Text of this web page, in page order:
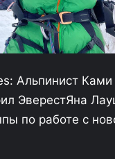
Альпинист
ЭверестЯна
по работе с